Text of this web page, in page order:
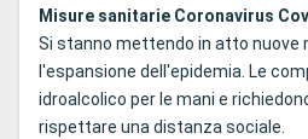
Misure sanitarie Coronavirus
Si stanno mettendo in atto nuove
l'espansione dell'epidemia. Le
idroalcolico per le mani e
rispettare una distanza sociale.